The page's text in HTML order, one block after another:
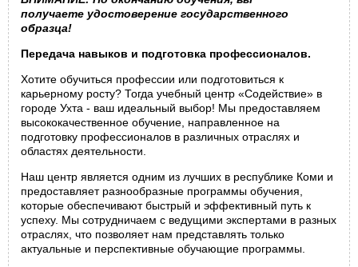
получаете удостоверение государственного
образца!
Передача навыков и подготовка профессионалов.
Хотите обучиться профессии или подготовиться к
карьерному росту? Тогда учебный центр «Содействие» в
городе Ухта - ваш идеальный выбор! Мы предоставляем
высококачественное обучение, направленное на
подготовку профессионалов в различных отраслях и
областях деятельности.
Наш центр является одним из лучших в республике Коми и
предоставляет разнообразные программы обучения,
которые обеспечивают быстрый и эффективный путь к
успеху. Мы сотрудничаем с ведущими экспертами в разных
отраслях, что позволяет нам представлять только
актуальные и перспективные обучающие программы.